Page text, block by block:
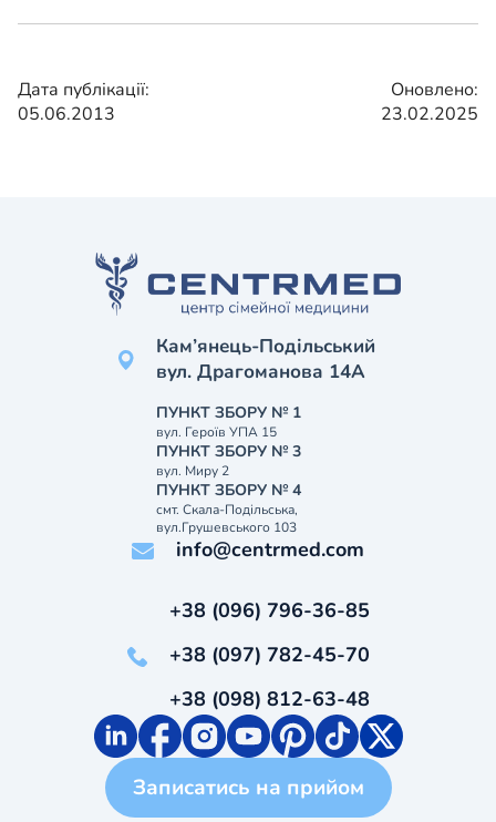
Дата публікації:
05.06.2013
Оновлено:
23.02.2025
Кам’янець-Подільський
вул. Драгоманова 14А
ПУНКТ ЗБОРУ № 1
вул. Героїв УПА 15
ПУНКТ ЗБОРУ № 3
вул. Миру 2
ПУНКТ ЗБОРУ № 4
смт. Скала-Подільська,
вул.Грушевського 103
info@centrmed.com
+38 (096) 796-36-85
+38 (097) 782-45-70
+38 (098) 812-63-48
Записатись на прийом